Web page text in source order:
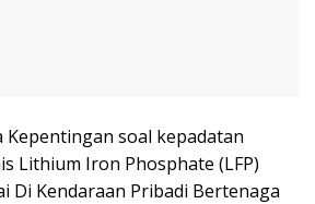
Kepentingan soal kepadatan
Lithium Iron Phosphate (LFP)
Di Kendaraan Pribadi Bertenaga